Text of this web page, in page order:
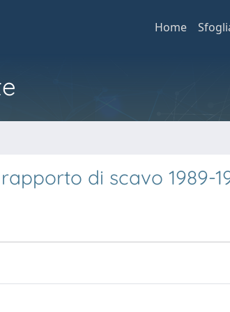
Home
di scavo 1989-